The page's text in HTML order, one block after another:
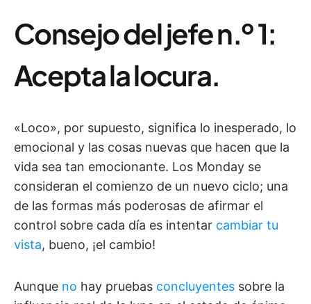
Consejo del jefe n.º 1:
Acepta la locura.
«Loco», por supuesto, significa lo inesperado, lo
emocional y las cosas nuevas que hacen que la
vida sea tan emocionante. Los Monday se
consideran el comienzo de un nuevo ciclo; una
de las formas más poderosas de afirmar el
control sobre cada día es intentar cambiar tu
vista, bueno, ¡el cambio!
Aunque no hay pruebas concluyentes sobre la